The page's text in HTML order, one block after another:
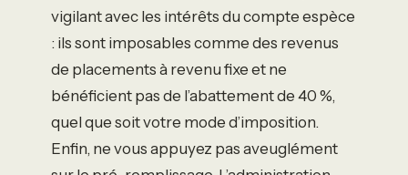
vigilant avec les intérêts du compte espèce
: ils sont imposables comme des revenus
de placements à revenu fixe et ne
bénéficient pas de l’abattement de 40 %,
quel que soit votre mode d’imposition.
Enfin, ne vous appuyez pas aveuglément